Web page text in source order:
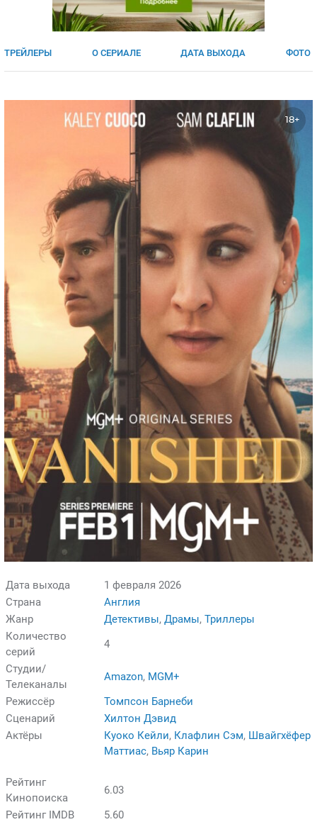
МЕЛОДРАМЫ
ИСПАНИЯ
ФРАНЦИЯ
СВЕТСКИЕ НОВОСТИ
ТРЕЙЛЕРЫ О СЕРИАЛЕ ДАТА ВЫХОДА ФОТО
18+
Дата выхода
1 февраля 2026
Страна
Англия
Жанр
Детективы, Драмы, Триллеры
Количество
серий
4
Студии/
Телеканалы
Amazon, MGM+
Режиссёр
Томпсон Барнеби
Сценарий
Хилтон Дэвид
Актёры
Куоко Кейли, Клафлин Сэм, Швайгхёфер
Маттиас, Вьяр Карин
Рейтинг
Кинопоиска
6.03
Рейтинг IMDB
5.60